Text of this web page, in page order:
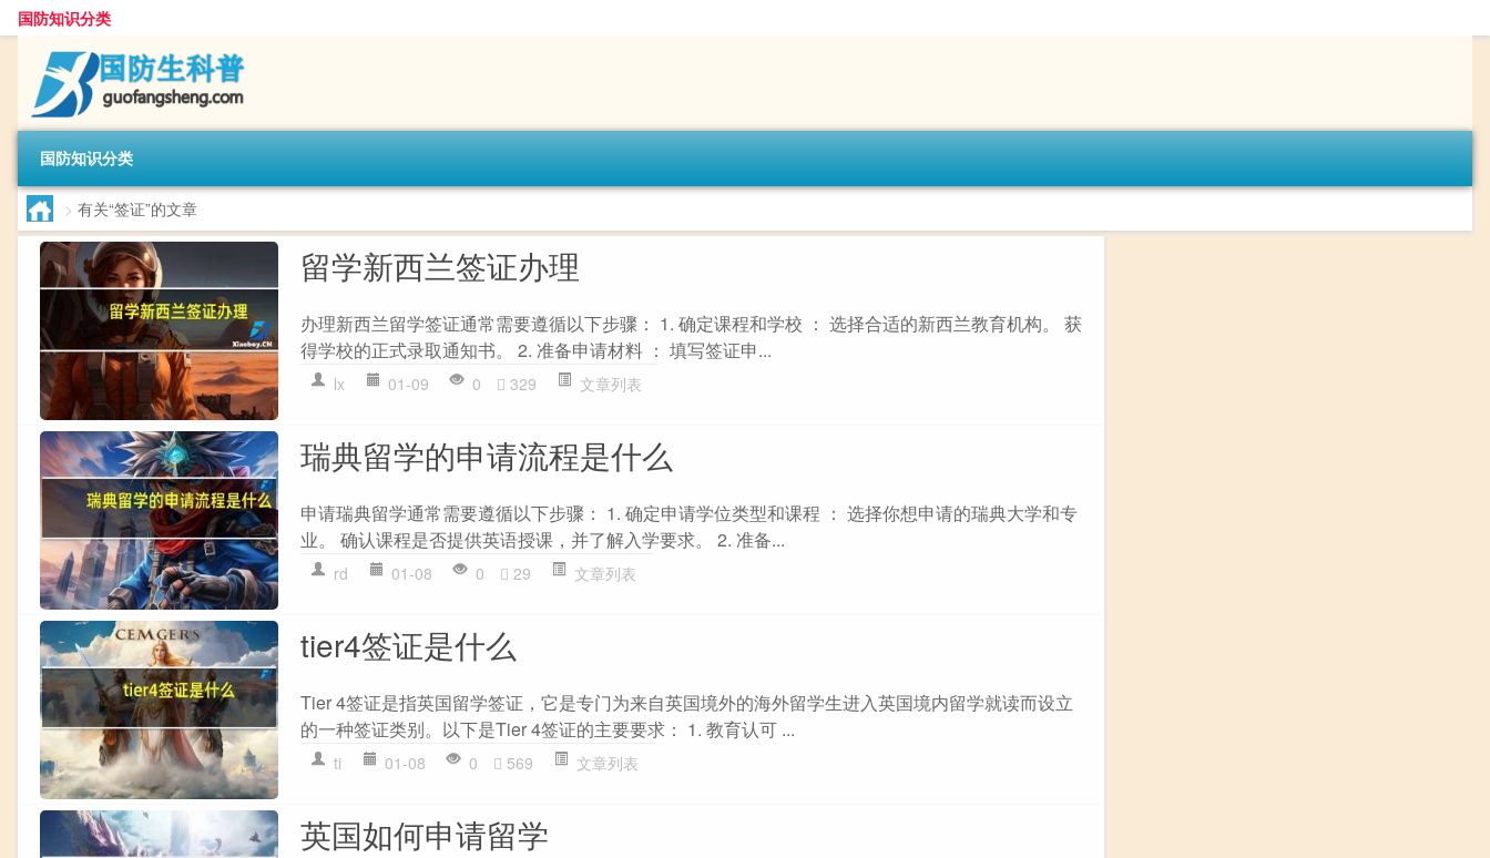
国防知识分类
国防知识分类
> 有关“签证”的文章
留学新西兰签证办理
办理新西兰留学签证通常需要遵循以下步骤： 1. 确定课程和学校 ： 选择合适的新西兰教育机构。 获
得学校的正式录取通知书。 2. 准备申请材料 ： 填写签证申...
lx 01-09 0 329 文章列表
瑞典留学的申请流程是什么
申请瑞典留学通常需要遵循以下步骤： 1. 确定申请学位类型和课程 ： 选择你想申请的瑞典大学和专
业。 确认课程是否提供英语授课，并了解入学要求。 2. 准备...
rd 01-08 0 29 文章列表
tier4签证是什么
Tier 4签证是指英国留学签证，它是专门为来自英国境外的海外留学生进入英国境内留学就读而设立
的一种签证类别。以下是Tier 4签证的主要要求： 1. 教育认可 ...
ti 01-08 0 569 文章列表
英国如何申请留学